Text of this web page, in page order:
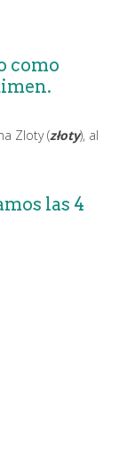
como
Zloty (złoty), al
las 4